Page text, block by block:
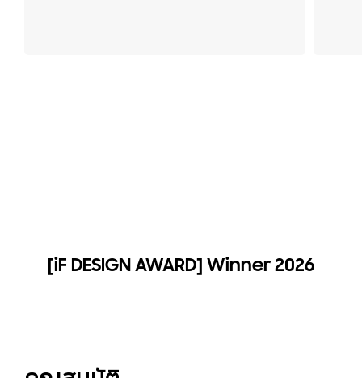
[iF DESIGN AWARD] Winner 2026